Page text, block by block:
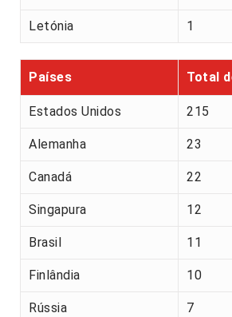
Letónia 1
Países Total
Estados Unidos 215
Alemanha 23
Canadá 22
Singapura 12
Brasil 11
Finlândia 10
Rússia 7